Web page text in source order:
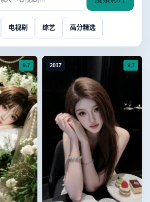
电视剧 综艺 高分精选
9.7 2017 9.7